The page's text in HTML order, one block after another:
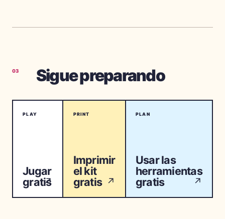
03 Sigue preparando
PLAY
Jugar
gratis
↗
PRINT
Imprimir
el kit
gratis ↗
PLAN
Usar las
herramientas
gratis
↗